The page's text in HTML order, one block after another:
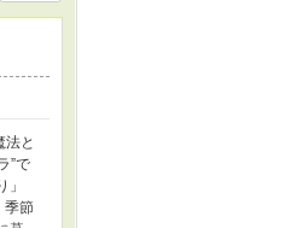
と
”で
季節